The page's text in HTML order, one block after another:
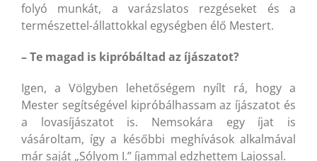
folyó munkát, a varázslatos rezgéseket és a
természettel-állattokkal egységben élő Mestert.
– Te magad is kipróbáltad az íjászatot?
Igen, a Völgyben lehetőségem nyílt rá, hogy a
Mester segítségével kipróbálhassam az íjászatot és
a lovasíjászatot is. Nemsokára egy íjat is
vásároltam, így a későbbi meghívások alkalmával
már saját „Sólyom I.” íjammal edzhettem Lajossal.